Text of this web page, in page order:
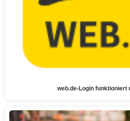
web.de-Login funktioniert